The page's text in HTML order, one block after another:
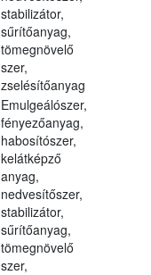
stabilizátor,
sűrítőanyag,
tömegnövelő
szer,
zselésítőanyag
Emulgeálószer,
fényezőanyag,
habosítószer,
kelátképző
anyag,
nedvesítőszer,
stabilizátor,
sűrítőanyag,
tömegnövelő
szer,